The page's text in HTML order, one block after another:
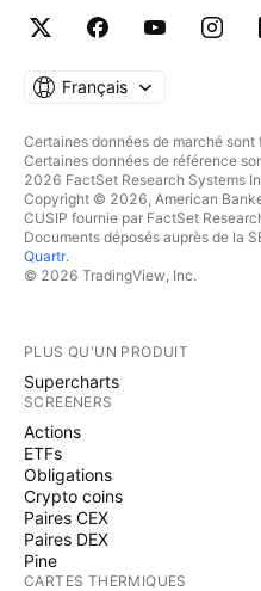
Français
Certaines données de marché sont
Certaines données de référence
2026 FactSet Research Systems
Copyright © 2026, American
CUSIP fournie par FactSet
Documents déposés auprès de la
Quartr.
© 2026 TradingView, Inc.
PLUS QU'UN PRODUIT
Supercharts
SCREENERS
Actions
ETFs
Obligations
Crypto coins
Paires CEX
Paires DEX
Pine
CARTES THERMIQUES